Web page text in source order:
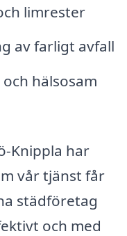
limrester
av farligt avfall
hälsosam
Knippla har
vår tjänst får
städföretag
och med